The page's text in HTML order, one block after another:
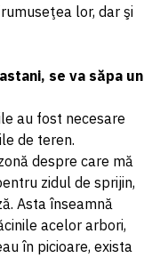
lor, dar şi
se va săpa un
au fost necesare
de teren.
despre care mă
zidul de sprijin,
Asta înseamnă
acelor arbori,
în picioare, exista